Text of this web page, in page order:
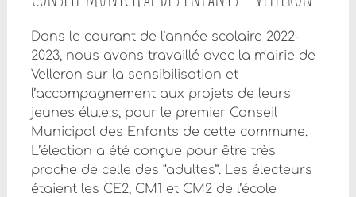
Dans le courant de l’année scolaire 2022-
2023, nous avons travaillé avec la mairie de
Velleron sur la sensibilisation et
l’accompagnement aux projets de leurs
jeunes élu.e.s, pour le premier Conseil
Municipal des Enfants de cette commune.
L’élection a été conçue pour être très
proche de celle des “adultes”. Les électeurs
étaient les CE2, CM1 et CM2 de l’école